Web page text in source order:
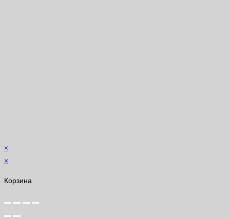
×
×
Корзина